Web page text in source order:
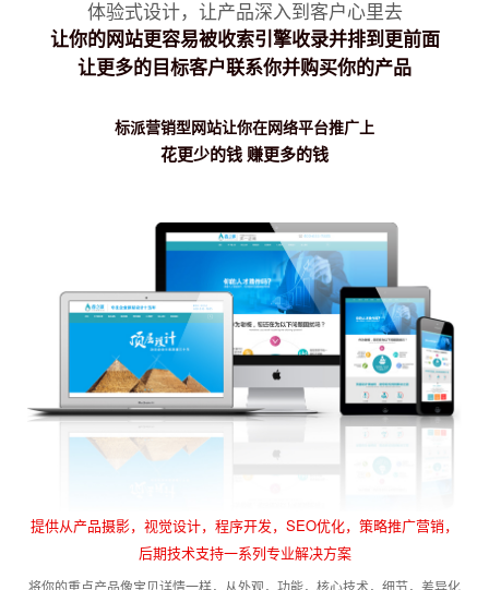
体验式设计，让产品深入到客户心里去
让你的网站更容易被收索引擎收录并排到更前面
让更多的目标客户联系你并购买你的产品
标派营销型网站让你在网络平台推广上
花更少的钱 赚更多的钱
提供从产品摄影，视觉设计，程序开发，SEO优化，策略推广营销，
后期技术支持一系列专业解决方案
将你的重点产品像宝贝详情一样，从外观，功能，核心技术，细节，差异化